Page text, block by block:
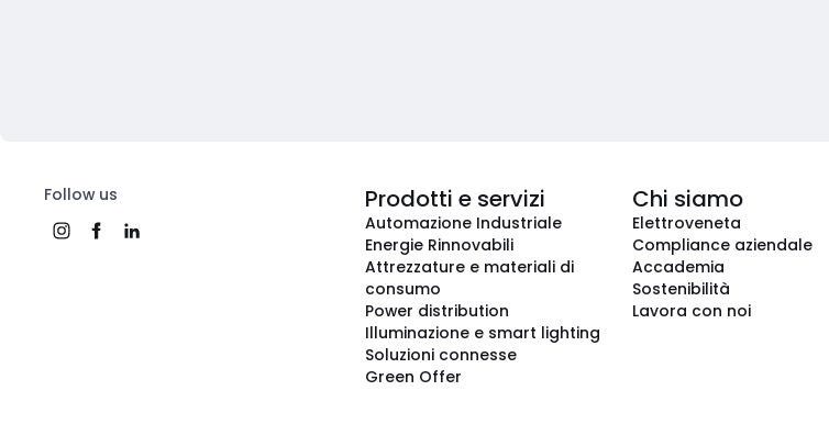
Follow us Prodotti e servizi
Automazione Industriale
Energie Rinnovabili
Attrezzature e materiali di
consumo
Power distribution
Illuminazione e smart lighting
Soluzioni connesse
Green Offer
Chi siamo
Elettroveneta
Compliance aziendale
Accademia
Sostenibilità
Lavora con noi